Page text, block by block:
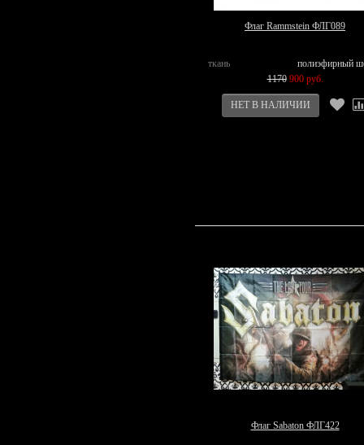
Флаг Rammstein ФЛГ089
ткань
полиэфирный
1170 900 руб.
Флаг Sabaton ФЛГ422